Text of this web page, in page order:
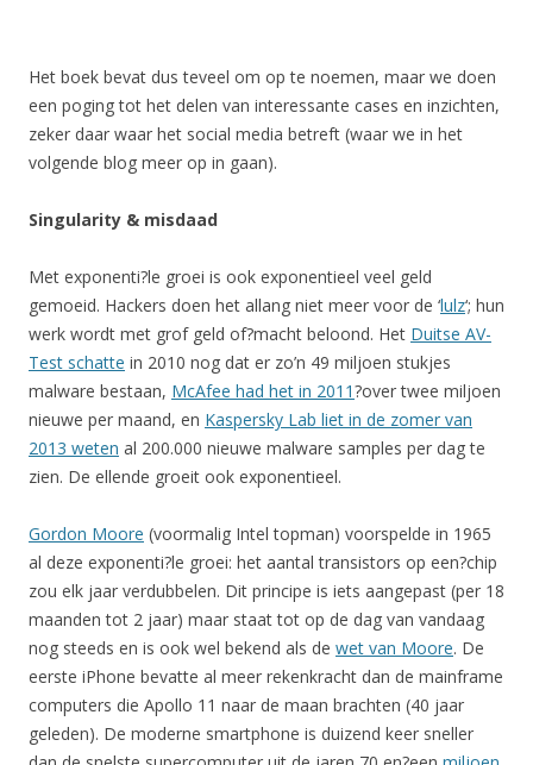
Het boek bevat dus teveel om op te noemen, maar we doen
een poging tot het delen van interessante cases en inzichten,
zeker daar waar het social media betreft (waar we in het
volgende blog meer op in gaan).
Singularity & misdaad
Met exponenti?le groei is ook exponentieel veel geld
gemoeid. Hackers doen het allang niet meer voor de ‘lulz‘; hun
werk wordt met grof geld of?macht beloond. Het Duitse AV-
Test schatte in 2010 nog dat er zo’n 49 miljoen stukjes
malware bestaan, McAfee had het in 2011?over twee miljoen
nieuwe per maand, en Kaspersky Lab liet in de zomer van
2013 weten al 200.000 nieuwe malware samples per dag te
zien. De ellende groeit ook exponentieel.
Gordon Moore (voormalig Intel topman) voorspelde in 1965
al deze exponenti?le groei: het aantal transistors op een?chip
zou elk jaar verdubbelen. Dit principe is iets aangepast (per 18
maanden tot 2 jaar) maar staat tot op de dag van vandaag
nog steeds en is ook wel bekend als de wet van Moore. De
eerste iPhone bevatte al meer rekenkracht dan de mainframe
computers die Apollo 11 naar de maan brachten (40 jaar
geleden). De moderne smartphone is duizend keer sneller